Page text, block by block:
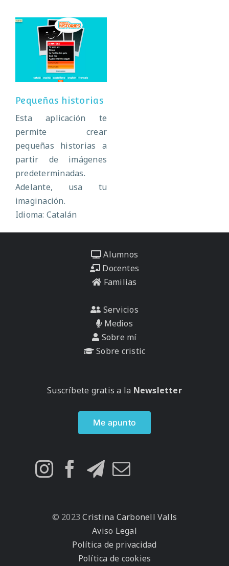
Pequeñas
historias
Pequeñas historias
Esta aplicación te
permite crear
pequeñas historias a
partir de imágenes
predeterminadas.
Adelante, usa tu
imaginación.
Idioma: Catalán
Alumnos
Docentes
Familias
Servicios
Medios
Sobre mí
Sobre cristic
Suscríbete gratis a la Newsletter
Me apunto
© 2023 Cristina Carbonell Valls
Aviso Legal
Política de privacidad
Política de cookies